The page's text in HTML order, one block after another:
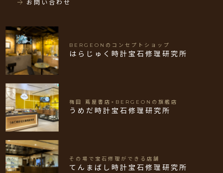
お問い合わせ
BERGEONのコンセプトショップ
はらじゅく時計宝石修理研究所
梅田 蔦屋書店×BERGEONの旗艦店
うめだ時計宝石修理研究所
その場で宝石修理ができる店舗
てんまばし時計宝石修理研究所